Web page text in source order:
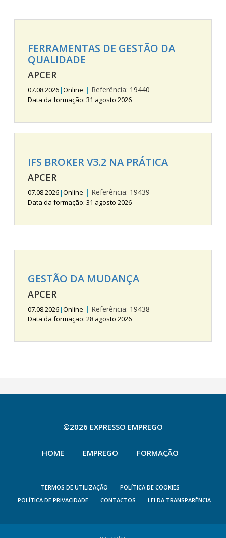
FERRAMENTAS DE GESTÃO DA
QUALIDADE
APCER
07.08.2026|Online | Referência: 19440
Data da formação: 31 agosto 2026
IFS BROKER V3.2 NA PRÁTICA
APCER
07.08.2026|Online | Referência: 19439
Data da formação: 31 agosto 2026
GESTÃO DA MUDANÇA
APCER
07.08.2026|Online | Referência: 19438
Data da formação: 28 agosto 2026
©2026 EXPRESSO EMPREGO
HOME EMPREGO FORMAÇÃO
TERMOS DE UTILIZAÇÃO
POLÍTICA DE COOKIES
POLÍTICA DE PRIVACIDADE
CONTACTOS LEI DA TRANSPARÊNCIA